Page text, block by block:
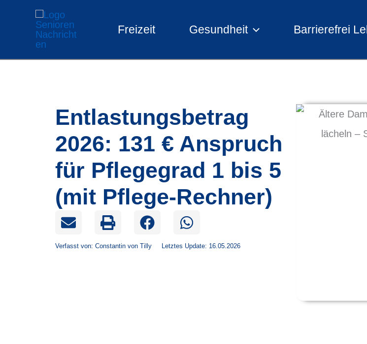
springen
Freizeit Gesundheit Barrierefrei
Entlastungsbetrag
2026: 131 € Anspruch
für Pflegegrad 1 bis 5
(mit Pflege-Rechner)
Verfasst von: Constantin von Tilly Letztes Update: 16.05.2026